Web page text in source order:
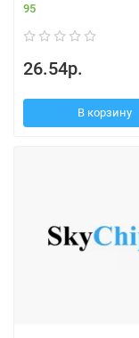
95
26.54р.
В корзину